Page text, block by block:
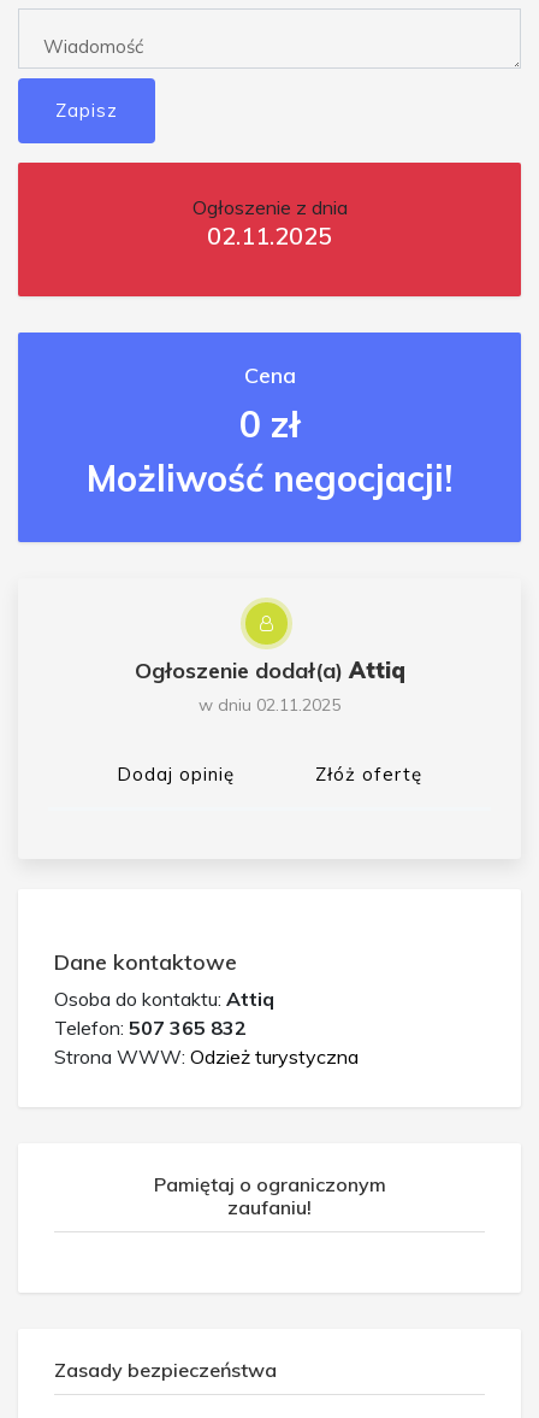
Zapisz
Ogłoszenie z dnia
02.11.2025
Cena
0 zł
Możliwość negocjacji!
Ogłoszenie dodał(a)Attiq
w dniu 02.11.2025
Dodaj opinię Złóż ofertę
Dane kontaktowe
Osoba do kontaktu: Attiq
Telefon: 507 365 832
Strona WWW: Odzież turystyczna
Pamiętaj o ograniczonym
zaufaniu!
Zasady bezpieczeństwa